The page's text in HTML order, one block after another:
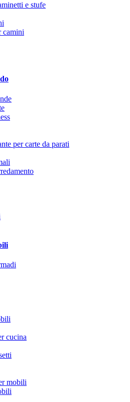
e stufe
camini
per carte da parati
cucina
mobili